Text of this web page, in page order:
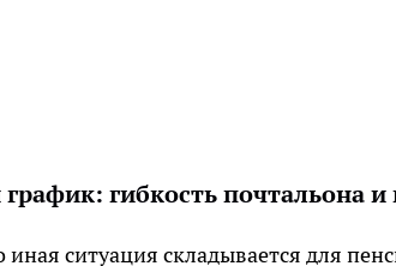
гибкость почтальона и
ситуация складывается для